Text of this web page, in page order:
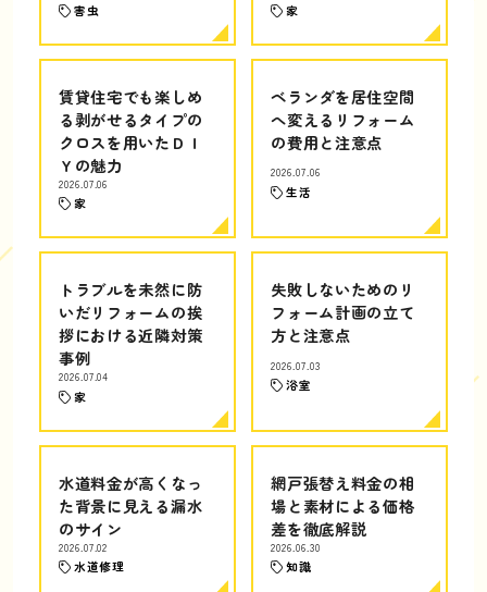
害虫 家
賃貸住宅でも楽しめ
る剥がせるタイプの
クロスを用いたＤＩ
Ｙの魅力
2026.07.06
家
ベランダを居住空間
へ変えるリフォーム
の費用と注意点
2026.07.06
生活
トラブルを未然に防
いだリフォームの挨
拶における近隣対策
事例
2026.07.04
家
失敗しないためのリ
フォーム計画の立て
方と注意点
2026.07.03
浴室
水道料金が高くなっ
た背景に見える漏水
のサイン
2026.07.02
水道修理
網戸張替え料金の相
場と素材による価格
差を徹底解説
2026.06.30
知識